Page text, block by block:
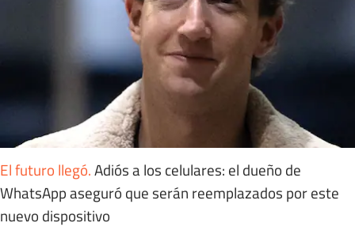
El futuro llegó.Adiós a los celulares: el dueño de
WhatsApp aseguró que serán reemplazados por este
nuevo dispositivo